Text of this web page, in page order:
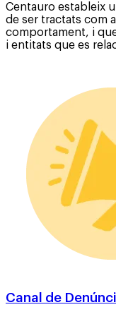
Centauro estableix
de ser tractats com
comportament, i
i entitats que es
Canal de